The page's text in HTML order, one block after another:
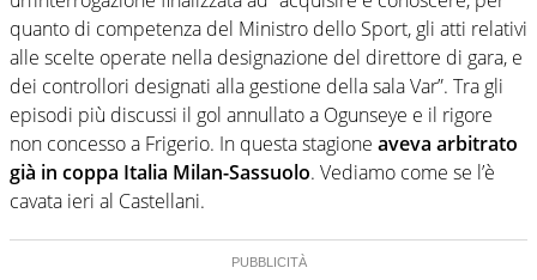
quanto di competenza del Ministro dello Sport, gli atti relativi
alle scelte operate nella designazione del direttore di gara, e
dei controllori designati alla gestione della sala Var”. Tra gli
episodi più discussi il gol annullato a Ogunseye e il rigore
non concesso a Frigerio. In questa stagione aveva arbitrato
già in coppa Italia Milan-Sassuolo. Vediamo come se l’è
cavata ieri al Castellani.